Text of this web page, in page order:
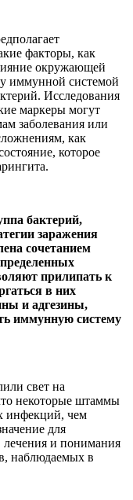
факторы, как
окружающей
иммунной системой
Исследования
маркеры могут
заболевания или
как
которое
бактерий,
заражения
сочетанием
прилипать к
в них
и адгезины,
иммунную систему
свет на
некоторые штаммы
инфекций, чем
для
лечения и понимания
наблюдаемых в